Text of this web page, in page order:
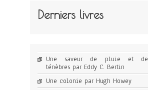
Derniers livres
Une saveur de pluie et de
ténèbres par Eddy C. Bertin
Une colonie par Hugh Howey